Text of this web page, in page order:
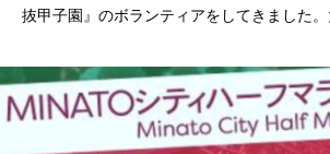
抜甲子園』のボランティアをしてきました。
の勝利への集中力とか、仲間同士の連帯感
テン中心にコミュニケーション取ってみん